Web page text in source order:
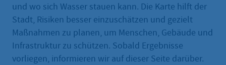
und wo sich Wasser stauen kann. Die Karte hilft der
Stadt, Risiken besser einzuschätzen und gezielt
Maßnahmen zu planen, um Menschen, Gebäude und
Infrastruktur zu schützen. Sobald Ergebnisse
vorliegen, informieren wir auf dieser Seite darüber.